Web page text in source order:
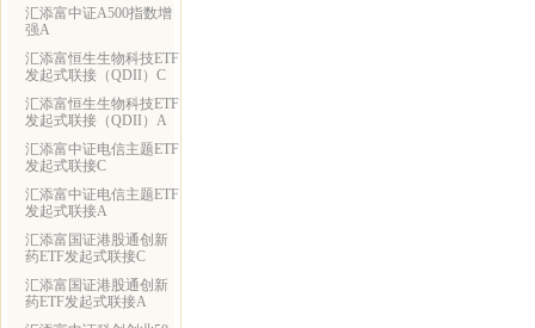
汇添富中证A500指数增
强A
汇添富恒生生物科技ETF
发起式联接（QDII）C
汇添富恒生生物科技ETF
发起式联接（QDII）A
汇添富中证电信主题ETF
发起式联接C
汇添富中证电信主题ETF
发起式联接A
汇添富国证港股通创新
药ETF发起式联接C
汇添富国证港股通创新
药ETF发起式联接A